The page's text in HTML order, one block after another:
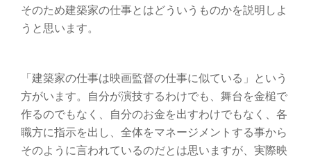
ョ
を
切
り
そのため建築家の仕事とはどういうものかを説明しよ
うと思います。
「建築家の仕事は映画監督の仕事に似ている」という
方がいます。自分が演技するわけでも、舞台を金槌で
作るのでもなく、自分のお金を出すわけでもなく、各
職方に指示を出し、全体をマネージメントする事から
そのように言われているのだとは思いますが、実際映